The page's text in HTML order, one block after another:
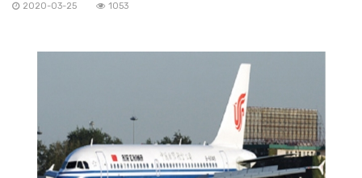
2020-03-25 1053